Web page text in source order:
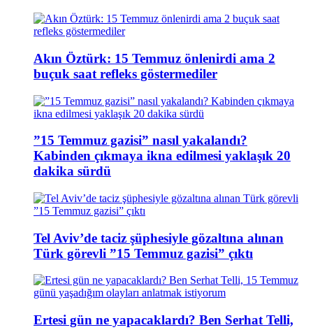
Akın Öztürk: 15 Temmuz önlenirdi ama 2
buçuk saat refleks göstermediler
”15 Temmuz gazisi” nasıl yakalandı?
Kabinden çıkmaya ikna edilmesi yaklaşık 20
dakika sürdü
Tel Aviv’de taciz şüphesiyle gözaltına alınan
Türk görevli ”15 Temmuz gazisi” çıktı
Ertesi gün ne yapacaklardı? Ben Serhat Telli,